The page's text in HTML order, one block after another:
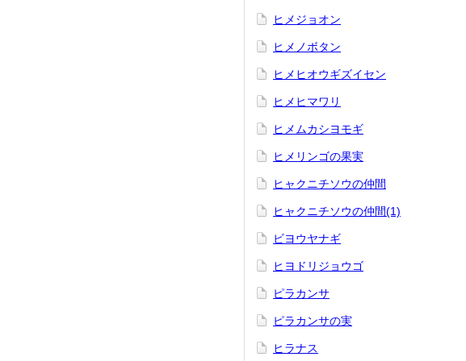
ヒメジョオン
ヒメノボタン
ヒメヒオウギズイセン
ヒメヒマワリ
ヒメムカシヨモギ
ヒメリンゴの果実
ヒャクニチソウの仲間
ヒャクニチソウの仲間(1)
ビヨウヤナギ
ヒヨドリジョウゴ
ピラカンサ
ピラカンサの実
ヒラナス